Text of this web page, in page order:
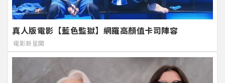
真人版電影【藍色監獄】網羅高顏值卡司陣容
電影新星聞